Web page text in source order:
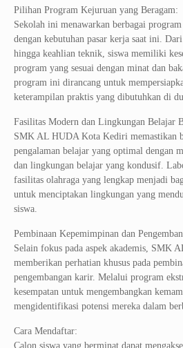
Pilihan Program Kejuruan yang Beragam:
Sekolah ini menawarkan berbagai
dengan kebutuhan pasar kerja saat ini.
hingga keahlian teknik, siswa memiliki
program yang sesuai dengan minat dan
program ini dirancang untuk
keterampilan praktis yang dibutuhkan di
Fasilitas Modern dan Lingkungan Belajar
SMK AL HUDA Kota Kediri memastikan
pengalaman belajar yang optimal dengan
dan lingkungan belajar yang kondusif.
fasilitas olahraga yang lengkap menjadi
untuk menciptakan lingkungan yang
siswa.
Pembinaan Kepemimpinan dan
Selain fokus pada aspek akademis, SMK
memberikan perhatian khusus pada
pengembangan karir. Melalui program
kesempatan untuk mengembangkan
mengidentifikasi potensi mereka dalam
Cara Mendaftar:
Calon siswa yang berminat dapat